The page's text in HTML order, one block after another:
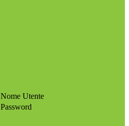
Nome Utente
Password